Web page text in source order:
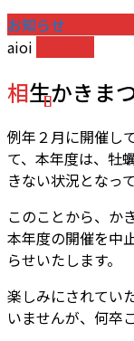
お知らせ
aioi
相生かき
例年２月に開催し
て、本年度は、牡
きない状況となっ
このことから、か
本年度の開催を中
らせいたします。
楽しみにされてい
いませんが、何卒